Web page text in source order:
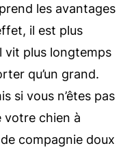
les avantages
il est plus
vit plus longtemps
qu’un grand.
si vous n’êtes pas
votre chien à
compagnie doux